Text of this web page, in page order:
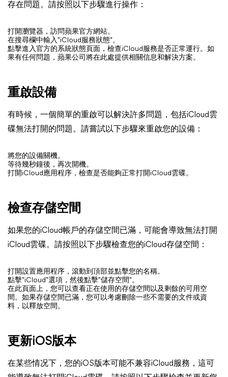
存在問題。請按照以下步驟進行操作：
打開瀏覽器，訪問蘋果官方網站。
在搜尋欄中輸入"iCloud服務狀態"。
點擊進入官方的系統狀態頁面，檢查iCloud服務是否正常運行。如
果有任何問題，蘋果公司將在此處提供相關信息和解決方案。
重啟設備
有時候，一個簡單的重啟可以解決許多問題，包括iCloud雲
碟無法打開的問題。請嘗試以下步驟來重啟您的設備：
將您的設備關機。
等待幾秒鐘後，再次開機。
打開iCloud應用程序，檢查是否能夠正常打開iCloud雲碟。
檢查存儲空間
如果您的iCloud帳戶的存儲空間已滿，可能會導致無法打開
iCloud雲碟。請按照以下步驟檢查您的iCloud存儲空間：
打開設置應用程序，滾動到頂部並點擊您的名稱。
點擊"iCloud"選項，然後點擊"儲存空間"。
在此頁面上，您可以查看正在使用的存儲空間以及剩餘的可用空
間。如果存儲空間已滿，您可以考慮刪除一些不需要的文件或資
料，以釋放空間。
更新iOS版本
在某些情况下，您的iOS版本可能不兼容iCloud服務，這可